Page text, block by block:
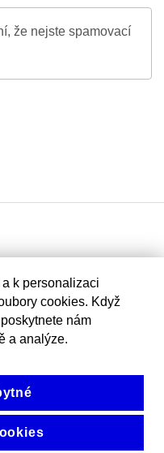
že nejste spamovací
k personalizaci
cookies. Když
nám
a analýze.